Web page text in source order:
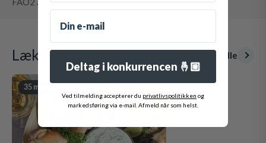
Lækre opskrifter Se alle
35 min
Email
Deltag i konkurrencen 🤞🏼
Ved tilmelding accepterer du privatlivspolitikken og
markedsføring via e-mail. Afmeld når som helst.